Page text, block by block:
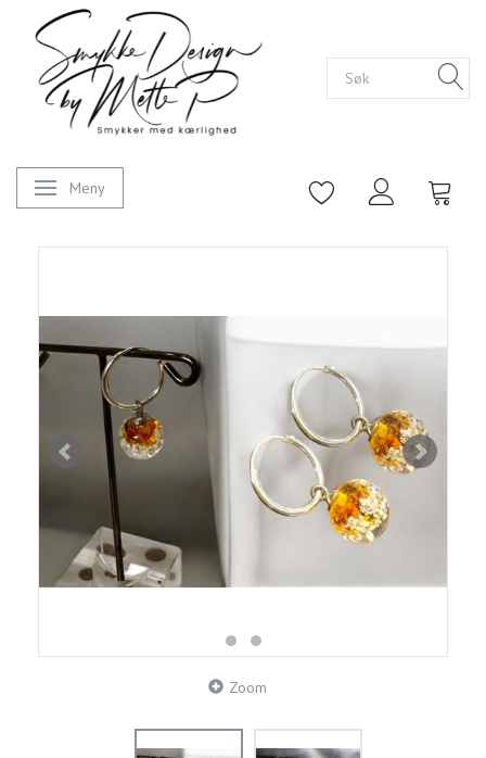
Veksle navigasjon
Meny
Zoom